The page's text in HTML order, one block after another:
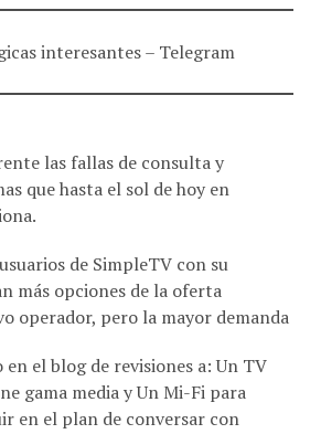
las fallas de consulta y
que hasta el sol de hoy en
más opciones de la oferta
operador, pero la mayor demanda
gama media y Un Mi-Fi para
en el plan de conversar con
de consumo.